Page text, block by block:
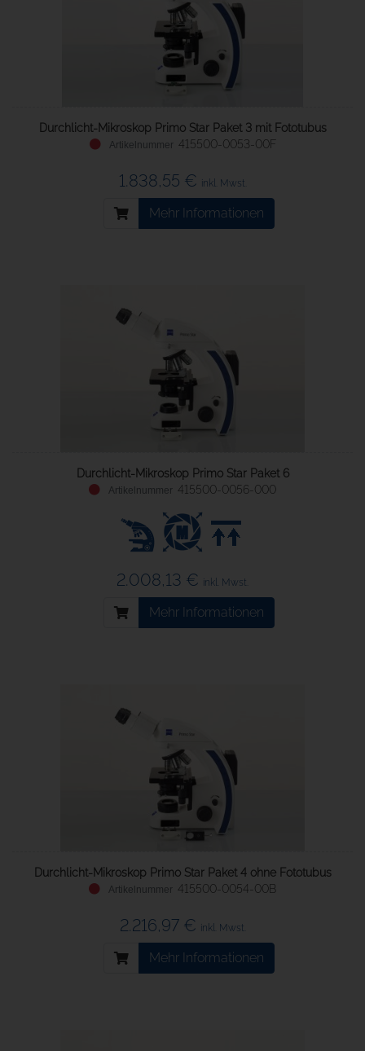
Durchlicht-Mikroskop Primo Star Paket 3 mit Fototubus
415500-0053-00F
1.838,55 € inkl. Mwst.
Mehr Informationen
Durchlicht-Mikroskop Primo Star Paket 6
415500-0056-000
2.008,13 € inkl. Mwst.
Mehr Informationen
Durchlicht-Mikroskop Primo Star Paket 4 ohne Fototubus
415500-0054-00B
2.216,97 € inkl. Mwst.
Mehr Informationen